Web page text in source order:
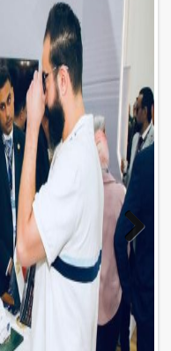
Next